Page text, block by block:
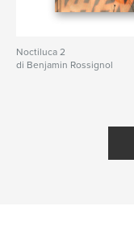
Noctiluca 2
di Benjamin Rossignol